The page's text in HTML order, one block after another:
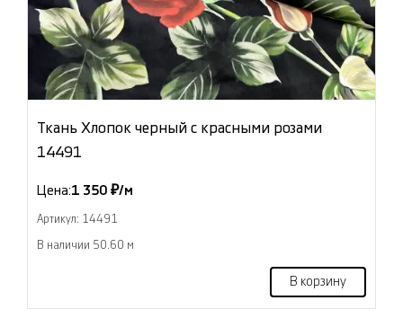
Ткань Хлопок черный с красными розами
14491
Цена:1 350 ₽/м
Артикул: 14491
В наличии 50.60 м
В корзину